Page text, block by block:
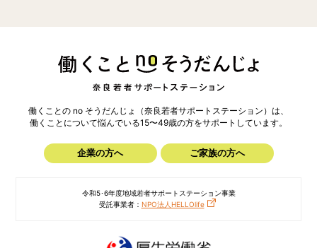
働くことの no そうだんじょ（奈良若者サポートステーション）は、
働くことについて悩んでいる15〜49歳の方をサポートしています。
企業の方へ ご家族の方へ
令和5･6年度地域若者サポートステーション事業
受託事業者： NPO法人HELLOlife